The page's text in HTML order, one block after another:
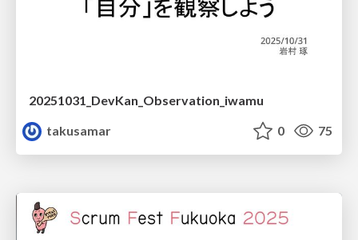
20251031_DevKan_Observation_iwamu
takusamar
0 75